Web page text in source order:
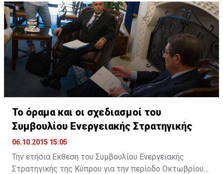
πρέπει να αντιμετωπίσει η ΕΕ.
Το όραμα και οι σχεδιασμοί του
Συμβουλίου Ενεργειακής Στρατηγικής
06.10.2015 15:05
Την ετήσια Εκθεση του Συμβουλίου Ενεργειακής
Στρατηγικής της Κύπρου για την περίοδο Οκτωβρίου